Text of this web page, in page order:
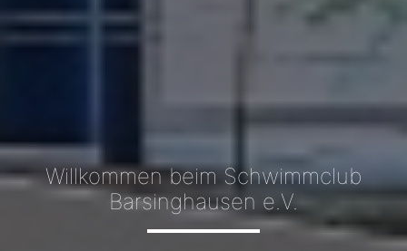
Willkommen beim Schwimmclub
Barsinghausen e.V.